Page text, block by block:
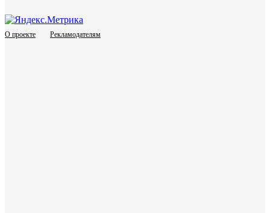
О проекте Рекламодателям